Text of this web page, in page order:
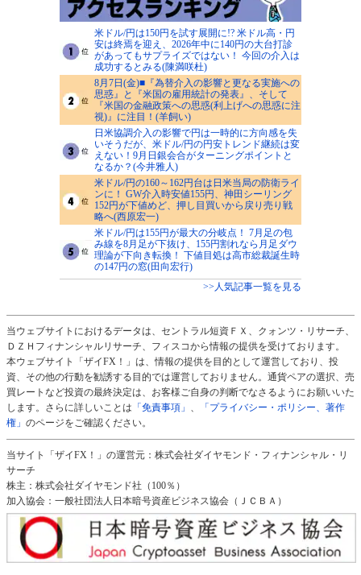
米ドル/円は150円を試す展開に!? 米ドル高・円
安は終焉を迎え、2026年中に140円の大台打診
があってもサプライズではない！ 今回の介入は
成功するとみる(陳満咲杜)
8月7日(金)■『為替介入の影響と更なる実施への
思惑』と『米国の雇用統計の発表』、そして
『米国の金融政策への思惑(利上げへの思惑に注
視)』に注目！(羊飼い)
日米協調介入の影響で円は一時的に方向感を失
いそうだが、米ドル/円の円安トレンド継続は変
えない！9月日銀会合がターニングポイントと
なるか？(今井雅人)
米ドル/円の160～162円台は日米当局の防衛ライ
ンに！ GW介入時安値155円、神田シーリング
152円が下値めど、押し目買いから戻り売り戦
略へ(西原宏一)
米ドル/円は155円が最大の分岐点！ 7月足の包
み線を8月足が下抜け、155円割れなら月足ダウ
理論が下向き転換！ 下値目処は高市総裁誕生時
の147円の窓(田向宏行)
>>人気記事一覧を見る
当ウェブサイトにおけるデータは、セントラル短資ＦＸ、クォンツ・リサーチ、
ＤＺＨフィナンシャルリサーチ、フィスコから情報の提供を受けております。
本ウェブサイト「ザイFX！」は、情報の提供を目的として運営しており、投
資、その他の行動を勧誘する目的では運営しておりません。通貨ペアの選択、売
買レートなど投資の最終決定は、お客様ご自身の判断でなさるようにお願いいた
します。さらに詳しいことは 「免責事項」 、
「プライバシー・ポリシー、著作
権」 のページをご確認ください。
当サイト「ザイFX！」の運営元：株式会社ダイヤモンド・フィナンシャル・リ
サーチ
株主：株式会社ダイヤモンド社（100％）
加入協会：一般社団法人日本暗号資産ビジネス協会（ＪＣＢＡ）